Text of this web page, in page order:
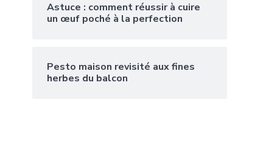
Astuce : comment réussir à cuire
un œuf poché à la perfection
Pesto maison revisité aux fines
herbes du balcon